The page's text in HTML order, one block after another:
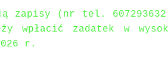
zapisy (nr tel.
wpłacić zadatek w
r.